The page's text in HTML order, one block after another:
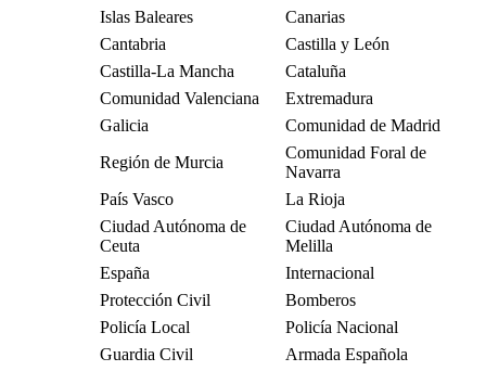
Islas Baleares
Canarias
Cantabria
Castilla y León
Castilla-La Mancha
Cataluña
Comunidad Valenciana
Extremadura
Galicia
Comunidad de Madrid
Región de Murcia
Comunidad Foral de
Navarra
País Vasco
La Rioja
Ciudad Autónoma de
Ceuta
Ciudad Autónoma de
Melilla
España
Internacional
Protección Civil
Bomberos
Policía Local
Policía Nacional
Guardia Civil
Armada Española